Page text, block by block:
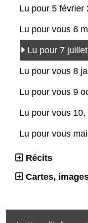
Lu pour 5 février
Lu pour vous 6
Lu pour 7
Lu pour vous 8
Lu pour vous 9
Lu pour vous 10,
Lu pour vous
Récits
Cartes,